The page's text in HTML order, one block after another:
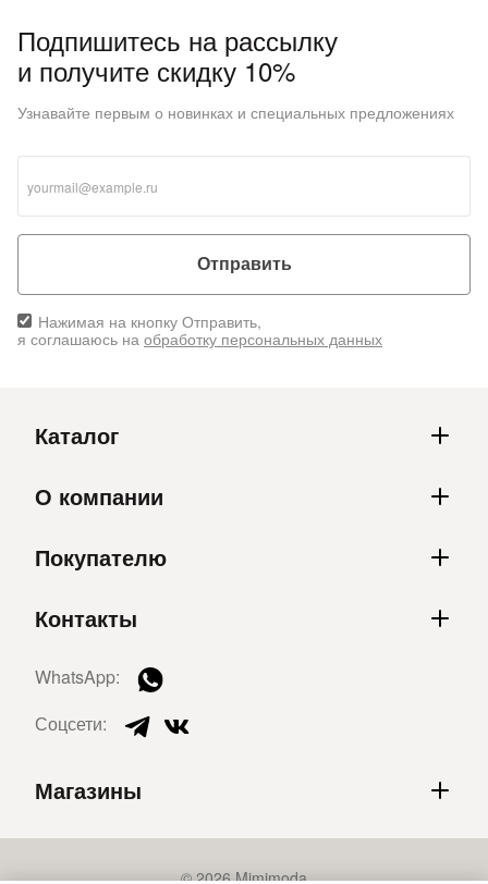
Подпишитесь на рассылку
и получите скидку 10%
Узнавайте первым о новинках и специальных предложениях
Отправить
Нажимая на кнопку Отправить,
я соглашаюсь на обработку персональных данных
Каталог
О компании
Покупателю
Контакты
WhatsApp:
Соцсети:
Магазины
© 2026 Mimimoda